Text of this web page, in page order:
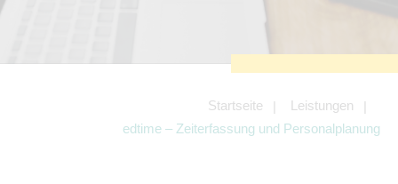
Startseite
Leistungen
edtime – Zeiterfassung und Personalplanung
Angebotes einschließlich der
Angeboten von z.B. Facebook und